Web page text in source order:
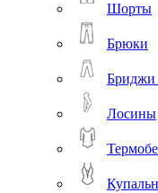
Шорты
Брюки
Бриджи
Лосины